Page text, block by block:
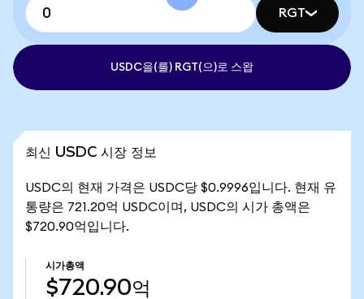
RGT
USDC을(를) RGT(으)로 스왑
최신 USDC 시장 정보
USDC의 현재 가격은 USDC당 $0.9996입니다. 현재 유
통량은 721.20억 USDC이며, USDC의 시가 총액은
$720.90억입니다.
시가총액
$720.90억